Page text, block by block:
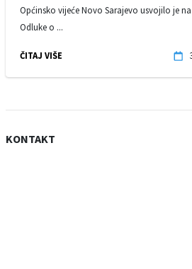
Općinsko vijeće Novo Sarajevo usvojilo je
Odluke o ...
ČITAJ VIŠE
KONTAKT